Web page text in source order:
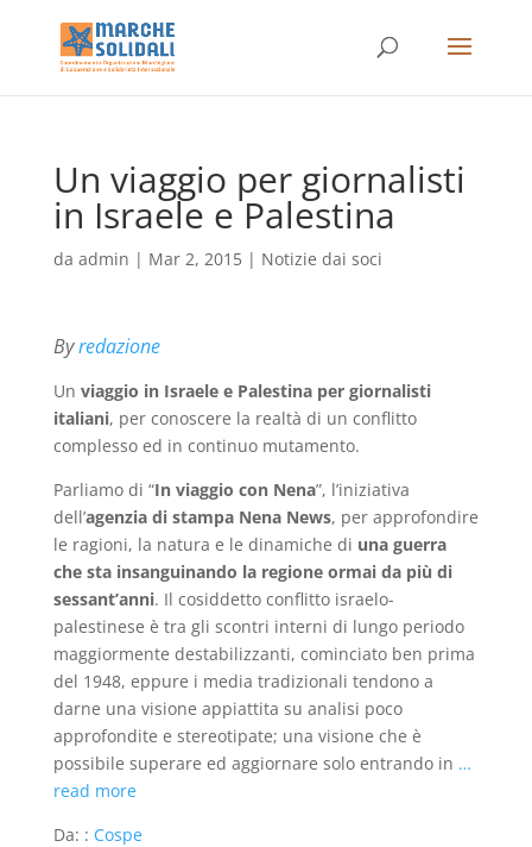
Un viaggio per giornalisti
in Israele e Palestina
da admin | Mar 2, 2015| Notizie dai soci
Byredazione
Un viaggio in Israele e Palestina per giornalisti
italiani, per conoscere la realtà di un conflitto
complesso ed in continuo mutamento.
Parliamo di “In viaggio con Nena”, l’iniziativa
dell’agenzia di stampa Nena News, per approfondire
le ragioni, la natura e le dinamiche di una guerra
che sta insanguinando la regione ormai da più di
sessant’anni. Il cosiddetto conflitto israelo-
palestinese è tra gli scontri interni di lungo periodo
maggiormente destabilizzanti, cominciato ben prima
del 1948, eppure i media tradizionali tendono a
darne una visione appiattita su analisi poco
approfondite e stereotipate; una visione che è
possibile superare ed aggiornare solo entrando in …
read more
Da: : Cospe